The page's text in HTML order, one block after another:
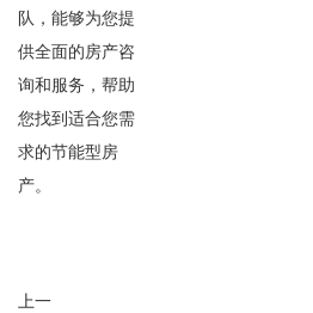
队，能够为您提
供全面的房产咨
询和服务，帮助
您找到适合您需
求的节能型房
产。
上一